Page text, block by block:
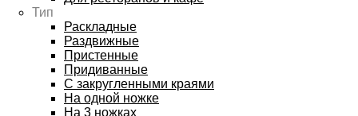
Тип
Раскладные
Раздвижные
Пристенные
Придиванные
С закругленными краями
На одной ножке
На 3 ножках